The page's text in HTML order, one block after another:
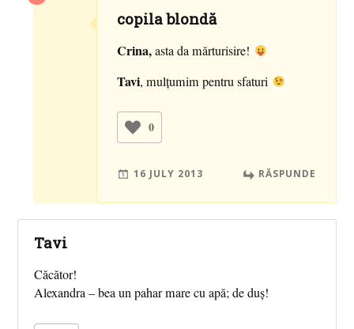
copila blondă
Crina,asta da mărturisire!
Tavi, mulţumim pentru sfaturi
0
16 JULY 2013 RĂSPUNDE
Tavi
Căcător!
Alexandra – bea un pahar mare cu apă; de duş!